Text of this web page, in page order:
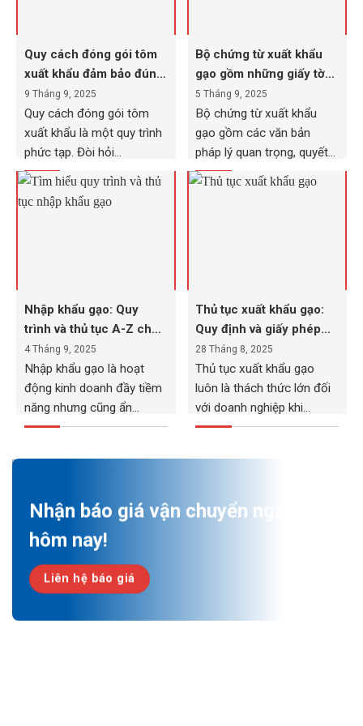
Quy cách đóng gói tôm
xuất khẩu đảm bảo đúng
chuẩn quốc tế
9 Tháng 9, 2025
Quy cách đóng gói tôm
xuất khẩu là một quy trình
phức tạp. Đòi hỏi...
Bộ chứng từ xuất khẩu
gạo gồm những giấy tờ
quan trọng nào?
5 Tháng 9, 2025
Bộ chứng từ xuất khẩu
gạo gồm các văn bản
pháp lý quan trọng, quyết...
Nhập khẩu gạo: Quy
trình và thủ tục A-Z cho
doanh nghiệp
4 Tháng 9, 2025
Nhập khẩu gạo là hoạt
động kinh doanh đầy tiềm
năng nhưng cũng ẩn
chứa...
Thủ tục xuất khẩu gạo:
Quy định và giấy phép
cần chuẩn bị!
28 Tháng 8, 2025
Thủ tục xuất khẩu gạo
luôn là thách thức lớn đối
với doanh nghiệp khi...
Nhận báo giá vận chuyển ngay
hôm nay!
Liên hệ báo giá